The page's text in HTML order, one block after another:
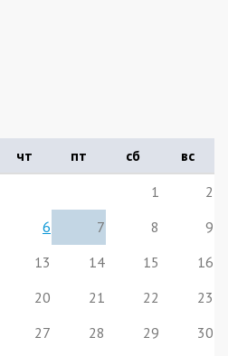
чт пт сб
вс
1
2
6 7 8
9
13 14 15
16
20 21 22
23
27 28 29 30